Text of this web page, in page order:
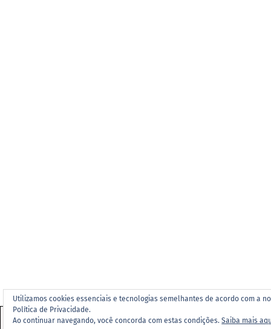
Utilizamos cookies essenciais e tecnologias semelhantes de acordo com a
Política de Privacidade.
Ao continuar navegando, você concorda com estas condições.Saiba mais